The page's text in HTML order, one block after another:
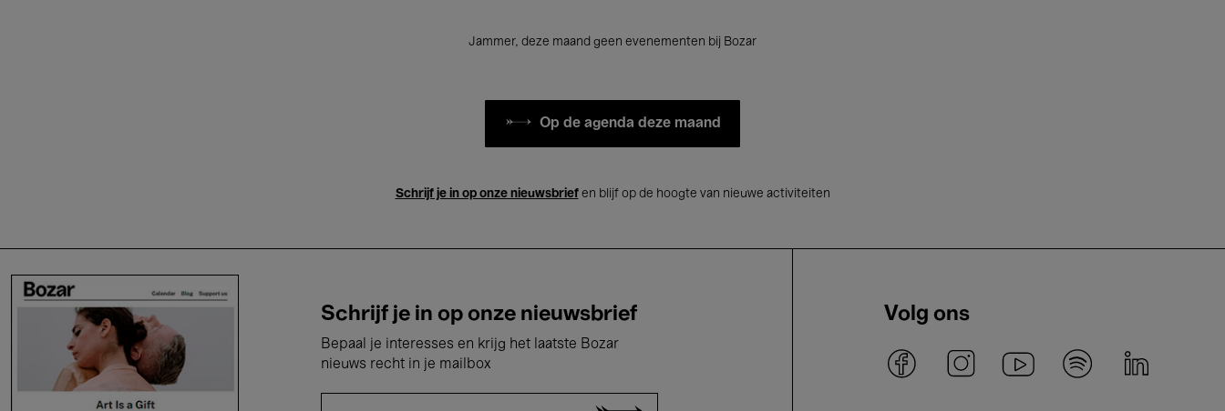
Jammer, deze maand geen evenementen bij Bozar
Op de agenda deze maand
Schrijf je in op onze nieuwsbriefen blijf op de hoogte van nieuwe activiteiten
Schrijf je in op onze nieuwsbrief
Bepaal je interesses en krijg het laatste Bozar
nieuws recht in je mailbox
Volg ons